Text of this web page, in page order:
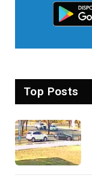
Top Posts